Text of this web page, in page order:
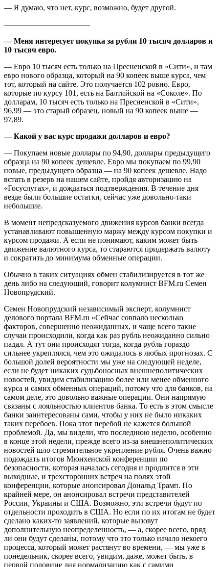
— Я думаю, что нет, курс, возможно, будет другой.
———————————
— Меня интересует покупка за рубли 10 тысяч долларов и
10 тысяч евро.
— Евро 10 тысяч есть только на Пресненской в «Сити», и там
евро нового образца, который на 90 копеек выше курса, чем
тот, который на сайте. Это получается 102 ровно. Евро,
которые по курсу 101, есть на Балтийской на «Соколе». По
долларам, 10 тысяч есть только на Пресненской в «Сити»,
96,99 — это старый образец, новый на 90 копеек выше —
97,89.
— Какой у вас курс продажи долларов и евро?
— Покупаем новые доллары по 94,90, доллары предыдущего
образца на 90 копеек дешевле. Евро мы покупаем по 99,90
новые, предыдущего образца — на 90 копеек дешевле. Надо
встать в резерв на нашем сайте, пройдя авторизацию на
«Госуслугах», и дождаться подтверждения. В течение дня
везде были большие остатки, сейчас уже довольно-таки
небольшие.
В момент непредсказуемого движения курсов банки всегда
устанавливают повышенную маржу между курсом покупки и
курсом продажи. А если не понимают, каким может быть
движение валютного курса, то стараются придержать валюту
и сократить до минимума обменные операции.
Обычно в таких ситуациях обмен стабилизируется в тот же
день либо на следующий, говорит колумнист BFM.ru Семен
Новопрудский.
Семен Новопрудский независимый эксперт, колумнист
делового портала BFM.ru «Сейчас совпало несколько
факторов, совершенно неожиданных, и чаще всего такие
случаи происходили, когда как раз рубль неожиданно сильно
падал. А тут они происходят тогда, когда рубль гораздо
сильнее укреплялся, чем это ожидалось в любых прогнозах. С
большой долей вероятности мы уже на следующей неделе,
если не будет никаких судьбоносных внешнеполитических
новостей, увидим стабилизацию более или менее обменного
курса и самих обменных операций, потому что для банков, на
самом деле, это довольно важные операции. Они напрямую
связаны с лояльностью клиентов банка. То есть в этом смысле
банки заинтересованы сами, чтобы у них не было никаких
таких перебоев. Пока этот перебой не кажется большой
проблемой. Да, мы видели, что последнюю неделю, особенно
в конце этой недели, прежде всего из-за внешнеполитических
новостей шло стремительное укрепление рубля. Очень важно
подождать итогов Мюнхенской конференции по
безопасности, которая началась сегодня и продлится в эти
выходные, и трехсторонних встреч на полях этой
конференции, которые анонсировал Дональд Трамп. По
крайней мере, он анонсировал встречи представителей
России, Украины и США. Возможно, эти встречи будут по
отдельности проходить в США. Но если по их итогам не будет
сделано каких-то заявлений, которые вызовут
дополнительную неопределенность, — а, скорее всего, вряд
ли они будут сделаны, потому что это только начало некоего
процесса, который может растянут во времени, — мы уже в
понедельник, скорее всего, увидим, даже, может быть, в
первой половине дня нормализацию как с самими